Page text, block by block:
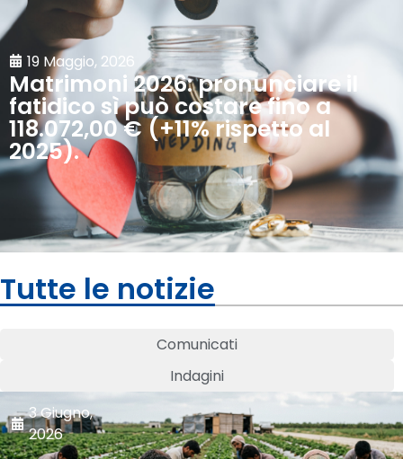
19 Maggio, 2026
Matrimoni 2026: pronunciare il
fatidico sì può costare fino a
118.072,00 € (+11% rispetto al
2025).
Tutte le notizie
Comunicati
Indagini
3 Giugno,
2026